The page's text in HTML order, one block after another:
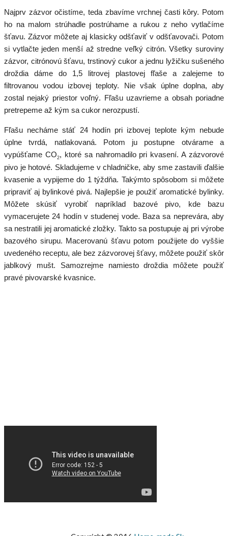
Najprv zázvor očistíme, teda zbavíme vrchnej časti kôry. Potom
ho na malom strúhadle postrúhame a rukou z neho vytlačíme
šťavu. Zázvor môžete aj klasicky odšťaviť v odšťavovači. Potom
si vytlačte jeden menší až stredne veľký citrón. Všetky suroviny
zázvor, citrónovú šťavu, trstinový cukor a jednu lyžičku sušeného
droždia dáme do 1,5 litrovej plastovej fľaše a zalejeme to
filtrovanou vodou izbovej teploty. Nie však úplne doplna, aby
zostal nejaký priestor voľný. Fľašu uzavrieme a obsah poriadne
pretrepeme až kým sa cukor nerozpustí.
Fľašu necháme stáť 24 hodín pri izbovej teplote kým nebude
úplne tvrdá, natlakovaná. Potom ju postupne otvárame a
vypúšťame CO2, ktoré sa nahromadilo pri kvasení. A zázvorové
pivo je hotové. Skladujeme v chladničke, aby sme zastavili ďalšie
kvasenie a vypijeme do 1 týždňa. Takýmto spôsobom si môžete
pripraviť aj bylinkové pivá. Najlepšie je použiť aromatické bylinky.
Môžete skúsiť vyrobiť napríklad bazové pivo, kde bazu
vymacerujete 24 hodín v studenej vode. Baza sa neprevára, aby
sa nestratili jej aromatické zložky. Takto sa postupuje aj pri výrobe
bazového sirupu. Macerovanú šťavu potom použijete do vyššie
uvedeného receptu, ale bez zázvorovej šťavy, môžete použiť skôr
jablkový mušt. Samozrejme namiesto droždia môžete použiť
pravé pivovarské kvasnice.